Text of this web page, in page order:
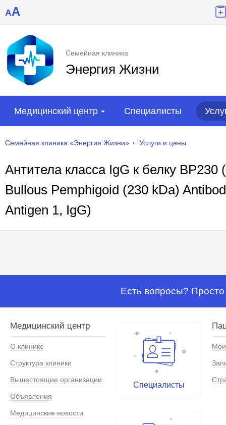
AA
Семейная клиника
Энергия Жизни
Медицинский центр Специалисты
Семейная клиника «Энергия Жизни» Услуги и цены
Антитела класса IgG к белку
Bullous Pemphigoid (230 kDa)
Antigen 1, IgG)
Есть вопросы?
Медицинский центр
О клинике
Структура клиники
Вышестоящие организации
Объявления
Медицинские новости
Специалисты